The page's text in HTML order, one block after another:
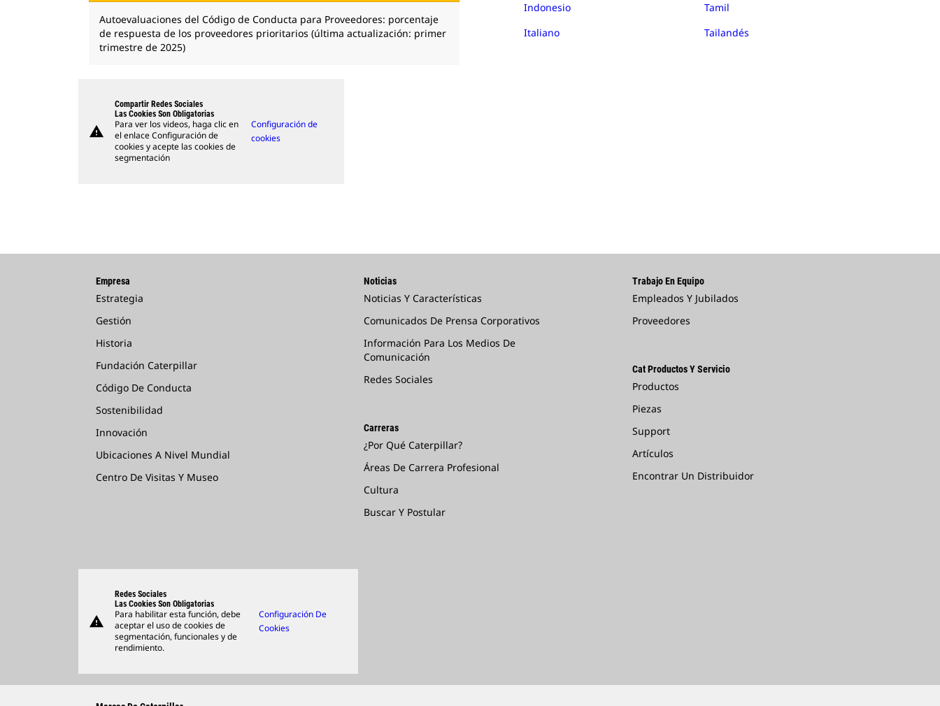
Autoevaluaciones del Código de Conducta para Proveedores: porcentaje
de respuesta de los proveedores prioritarios (última actualización: primer
trimestre de 2025)
Indonesio
Italiano
Tamil
Tailandés
warning
Compartir Redes Sociales
Las Cookies Son Obligatorias
Para ver los videos, haga clic en
el enlace Configuración de
cookies y acepte las cookies de
segmentación
Configuración de
cookies
Empresa
Estrategia
Gestión
Historia
Fundación Caterpillar
Código De Conducta
Sostenibilidad
Innovación
Ubicaciones A Nivel Mundial
Centro De Visitas Y Museo
Noticias
Noticias Y Características
Comunicados De Prensa Corporativos
Información Para Los Medios De
Comunicación
Redes Sociales
Carreras
¿Por Qué Caterpillar?
Áreas De Carrera Profesional
Cultura
Buscar Y Postular
Trabajo En Equipo
Empleados Y Jubilados
Proveedores
Cat Productos Y Servicio
Productos
Piezas
Support
Artículos
Encontrar Un Distribuidor
warning
Redes Sociales
Las Cookies Son Obligatorias
Para habilitar esta función, debe
aceptar el uso de cookies de
segmentación, funcionales y de
rendimiento.
Configuración De
Cookies